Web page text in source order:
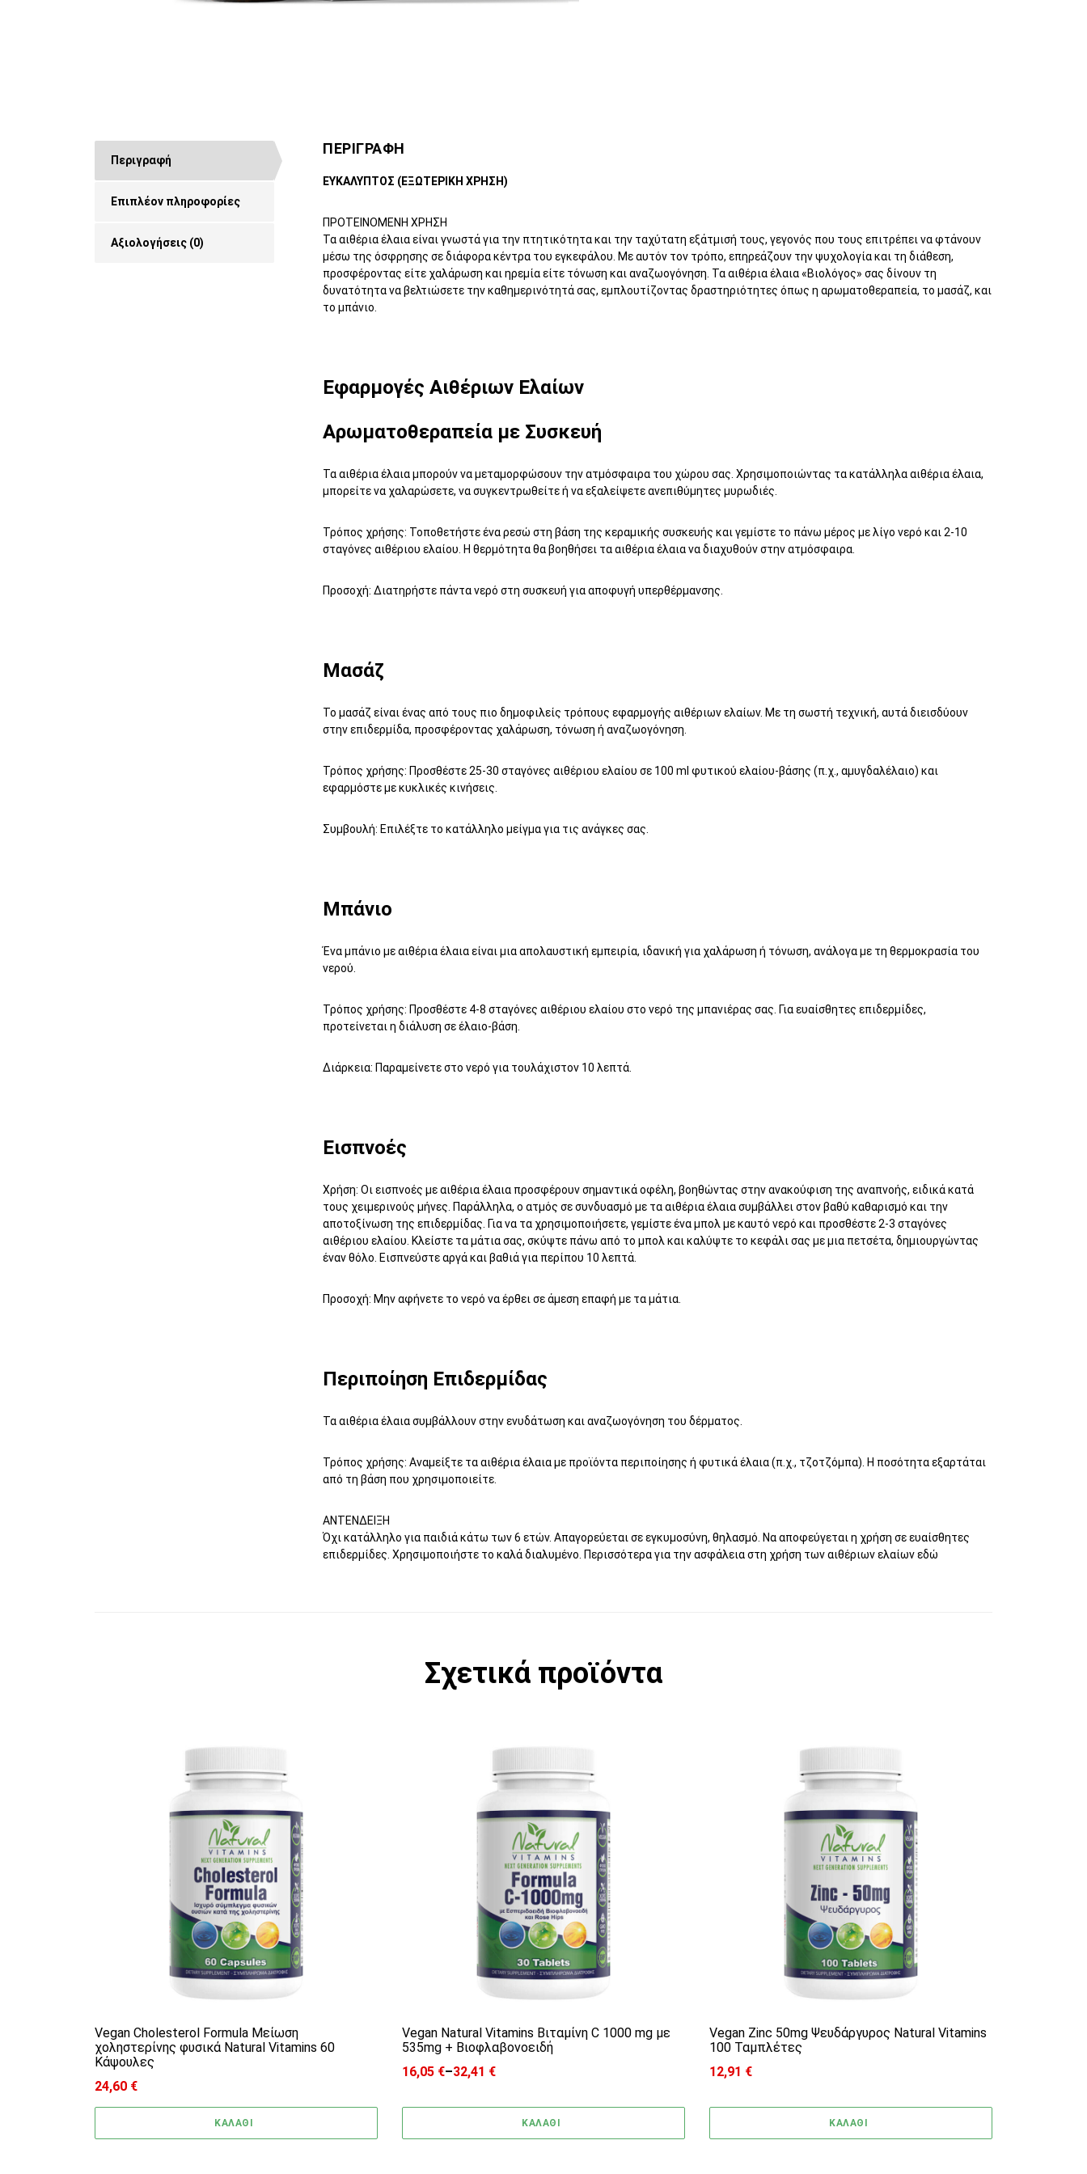
Περιγραφή
Επιπλέον πληροφορίες
Αξιολογήσεις (0)
ΠΕΡΙΓΡΑΦΗ
ΕΥΚΑΛΥΠΤΟΣ (ΕΞΩΤΕΡΙΚΗ ΧΡΗΣΗ)
ΠΡΟΤΕΙΝΟΜΕΝΗ ΧΡΗΣΗ
Τα αιθέρια έλαια είναι γνωστά για την πτητικότητα και την ταχύτατη εξάτμισή τους, γεγονός που τους επιτρέπει να φτάνουν
μέσω της όσφρησης σε διάφορα κέντρα του εγκεφάλου. Με αυτόν τον τρόπο, επηρεάζουν την ψυχολογία και τη διάθεση,
προσφέροντας είτε χαλάρωση και ηρεμία είτε τόνωση και αναζωογόνηση. Τα αιθέρια έλαια «Βιολόγος» σας δίνουν τη
δυνατότητα να βελτιώσετε την καθημερινότητά σας, εμπλουτίζοντας δραστηριότητες όπως η αρωματοθεραπεία, το μασάζ, και
το μπάνιο.
Εφαρμογές Αιθέριων Ελαίων
Αρωματοθεραπεία με Συσκευή
Τα αιθέρια έλαια μπορούν να μεταμορφώσουν την ατμόσφαιρα του χώρου σας. Χρησιμοποιώντας τα κατάλληλα αιθέρια έλαια,
μπορείτε να χαλαρώσετε, να συγκεντρωθείτε ή να εξαλείψετε ανεπιθύμητες μυρωδιές.
Τρόπος χρήσης: Τοποθετήστε ένα ρεσώ στη βάση της κεραμικής συσκευής και γεμίστε το πάνω μέρος με λίγο νερό και 2-10
σταγόνες αιθέριου ελαίου. Η θερμότητα θα βοηθήσει τα αιθέρια έλαια να διαχυθούν στην ατμόσφαιρα.
Προσοχή: Διατηρήστε πάντα νερό στη συσκευή για αποφυγή υπερθέρμανσης.
Μασάζ
Το μασάζ είναι ένας από τους πιο δημοφιλείς τρόπους εφαρμογής αιθέριων ελαίων. Με τη σωστή τεχνική, αυτά διεισδύουν
στην επιδερμίδα, προσφέροντας χαλάρωση, τόνωση ή αναζωογόνηση.
Τρόπος χρήσης: Προσθέστε 25-30 σταγόνες αιθέριου ελαίου σε 100 ml φυτικού ελαίου-βάσης (π.χ., αμυγδαλέλαιο) και
εφαρμόστε με κυκλικές κινήσεις.
Συμβουλή: Επιλέξτε το κατάλληλο μείγμα για τις ανάγκες σας.
Μπάνιο
Ένα μπάνιο με αιθέρια έλαια είναι μια απολαυστική εμπειρία, ιδανική για χαλάρωση ή τόνωση, ανάλογα με τη θερμοκρασία του
νερού.
Τρόπος χρήσης: Προσθέστε 4-8 σταγόνες αιθέριου ελαίου στο νερό της μπανιέρας σας. Για ευαίσθητες επιδερμίδες,
προτείνεται η διάλυση σε έλαιο-βάση.
Διάρκεια: Παραμείνετε στο νερό για τουλάχιστον 10 λεπτά.
Εισπνοές
Χρήση: Οι εισπνοές με αιθέρια έλαια προσφέρουν σημαντικά οφέλη, βοηθώντας στην ανακούφιση της αναπνοής, ειδικά κατά
τους χειμερινούς μήνες. Παράλληλα, ο ατμός σε συνδυασμό με τα αιθέρια έλαια συμβάλλει στον βαθύ καθαρισμό και την
αποτοξίνωση της επιδερμίδας. Για να τα χρησιμοποιήσετε, γεμίστε ένα μπολ με καυτό νερό και προσθέστε 2-3 σταγόνες
αιθέριου ελαίου. Κλείστε τα μάτια σας, σκύψτε πάνω από το μπολ και καλύψτε το κεφάλι σας με μια πετσέτα, δημιουργώντας
έναν θόλο. Εισπνεύστε αργά και βαθιά για περίπου 10 λεπτά.
Προσοχή: Μην αφήνετε το νερό να έρθει σε άμεση επαφή με τα μάτια.
Περιποίηση Επιδερμίδας
Τα αιθέρια έλαια συμβάλλουν στην ενυδάτωση και αναζωογόνηση του δέρματος.
Τρόπος χρήσης: Αναμείξτε τα αιθέρια έλαια με προϊόντα περιποίησης ή φυτικά έλαια (π.χ., τζοτζόμπα). Η ποσότητα εξαρτάται
από τη βάση που χρησιμοποιείτε.
ΑΝΤΕΝΔΕΙΞΗ
Όχι κατάλληλο για παιδιά κάτω των 6 ετών. Απαγορεύεται σε εγκυμοσύνη, θηλασμό. Να αποφεύγεται η χρήση σε ευαίσθητες
επιδερμίδες. Χρησιμοποιήστε το καλά διαλυμένο. Περισσότερα για την ασφάλεια στη χρήση των αιθέριων ελαίωνεδώ
Σχετικά προϊόντα
Vegan Cholesterol Formula Μείωση
χοληστερίνης φυσικά Natural Vitamins 60
Κάψουλες
24,60 €
ΚΑΛΑΘΙ
Vegan Natural Vitamins Βιταμίνη C 1000 mg με
535mg + Bιοφλαβονοειδή
16,05 €–32,41 €
Price range: 16,05 € through 32,41 €
ΚΑΛΑΘΙ
Αυτό το προϊόν έχει πολλαπλές παραλλαγές. Οι επιλογές μπορούν να επιλεγούν
Vegan Zinc 50mg Ψευδάργυρος Natural Vitamins
100 Ταμπλέτες
12,91 €
ΚΑΛΑΘΙ